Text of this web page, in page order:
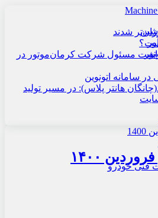
فنی خودرو
شدند
مسئول شرکت کرمان‌موتور در
در سامانه اتونوین
هانتر پلاس): در مسیر تولید